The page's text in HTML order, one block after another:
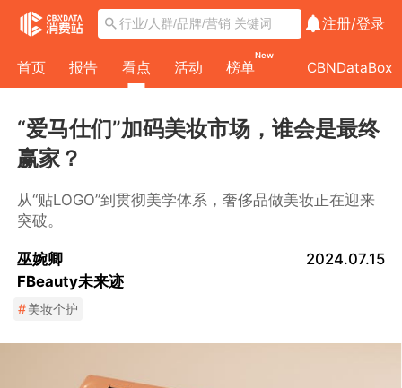
注册/登录
首页 报告 看点 活动 榜单
New
CBNDataBox
“爱马仕们”加码美妆市场，谁会是最终
赢家？
从“贴LOGO”到贯彻美学体系，奢侈品做美妆正在迎来
突破。
巫婉卿
FBeauty未来迹
2024.07.15
#美妆个护